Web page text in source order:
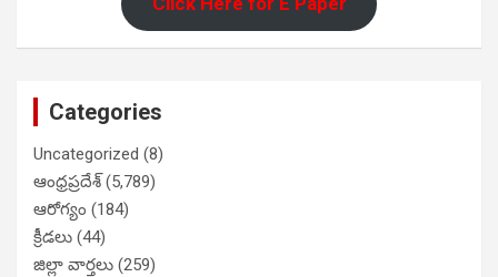
Categories
Uncategorized (8)
ఆంధ్రప్రదేశ్(5,789)
ఆరోగ్యం (184)
క్రీడలు (44)
జిల్లా వార్తలు (259)